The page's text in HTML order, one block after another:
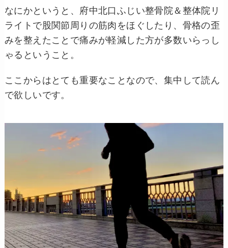
なにかというと、府中北口ふじい整骨院＆整体院リ
ライトで股関節周りの筋肉をほぐしたり、骨格の歪
みを整えたことで痛みが軽減した方が多数いらっし
ゃるということ。
ここからはとても重要なことなので、集中して読ん
で欲しいです。